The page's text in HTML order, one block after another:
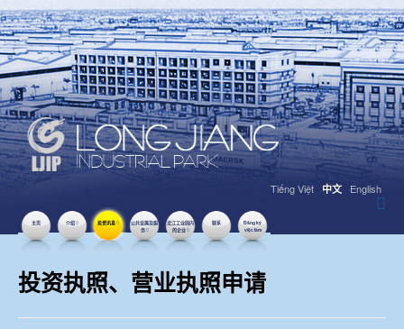
Tiếng Việt 中文 English
主页 介绍 投资讯息
公共设施及服
务
龙江工业园内
的企业
联系
Đăng ký
việc làm
投资执照、营业执照申请